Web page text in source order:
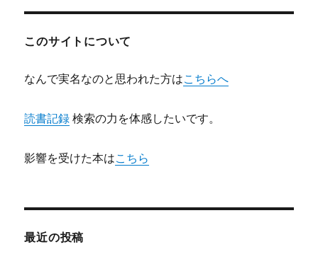
このサイトについて
なんで実名なのと思われた方はこちらへ
読書記録 検索の力を体感したいです。
影響を受けた本はこちら
最近の投稿